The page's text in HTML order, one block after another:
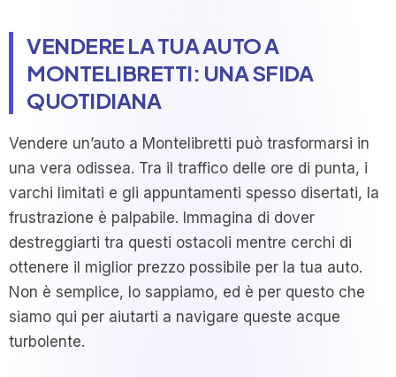
VENDERE LA TUA AUTO A
MONTELIBRETTI: UNA SFIDA
QUOTIDIANA
Vendere un’auto a Montelibretti può trasformarsi in
una vera odissea. Tra il traffico delle ore di punta, i
varchi limitati e gli appuntamenti spesso disertati, la
frustrazione è palpabile. Immagina di dover
destreggiarti tra questi ostacoli mentre cerchi di
ottenere il miglior prezzo possibile per la tua auto.
Non è semplice, lo sappiamo, ed è per questo che
siamo qui per aiutarti a navigare queste acque
turbolente.